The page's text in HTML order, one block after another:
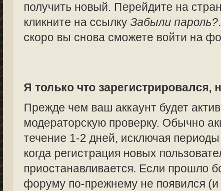
получить новый. Перейдите на
кликните на ссылкуЗабыли пароль?
скоро вы снова сможете войти на
Я только что зарегистрировался,
Прежде чем ваш аккаунт будет
модераторскую проверку. Обычно
течение 1-2 дней, исключая периоды
когда регистрация новых
приостанавливается. Если прошло
форуму по-прежнему не появился